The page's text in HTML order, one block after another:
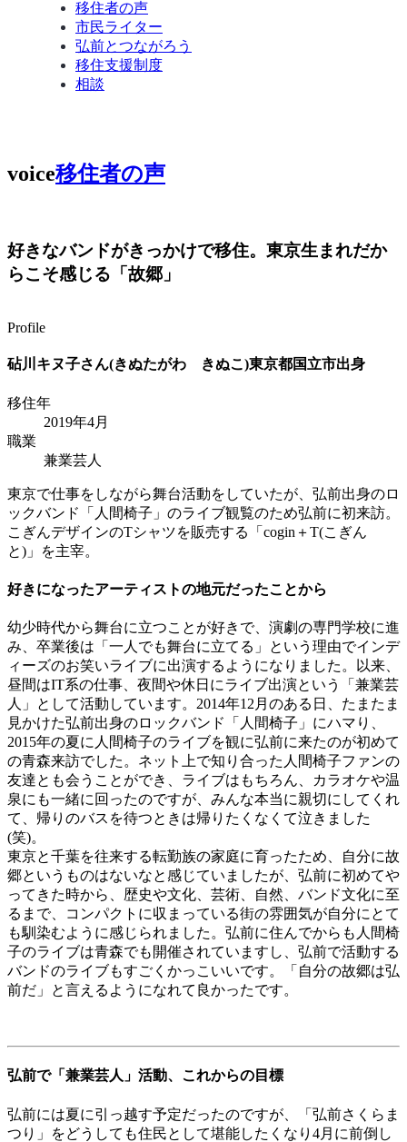
移住者の声
市民ライター
弘前とつながろう
移住支援制度
相談
voice移住者の声
好きなバンドがきっかけで移住。東京生まれだか
らこそ感じる「故郷」
Profile
砧川キヌ子さん(きぬたがわ きぬこ)東京都国立市出身
移住年
2019年4月
職業
兼業芸人
東京で仕事をしながら舞台活動をしていたが、弘前出身のロ
ックバンド「人間椅子」のライブ観覧のため弘前に初来訪。
こぎんデザインのTシャツを販売する「cogin＋T(こぎん
と)」を主宰。
好きになったアーティストの地元だったことから
幼少時代から舞台に立つことが好きで、演劇の専門学校に進
み、卒業後は「一人でも舞台に立てる」という理由でインデ
ィーズのお笑いライブに出演するようになりました。以来、
昼間はIT系の仕事、夜間や休日にライブ出演という「兼業芸
人」として活動しています。2014年12月のある日、たまたま
見かけた弘前出身のロックバンド「人間椅子」にハマり、
2015年の夏に人間椅子のライブを観に弘前に来たのが初めて
の青森来訪でした。ネット上で知り合った人間椅子ファンの
友達とも会うことができ、ライブはもちろん、カラオケや温
泉にも一緒に回ったのですが、みんな本当に親切にしてくれ
て、帰りのバスを待つときは帰りたくなくて泣きました
(笑)。
東京と千葉を往来する転勤族の家庭に育ったため、自分に故
郷というものはないなと感じていましたが、弘前に初めてや
ってきた時から、歴史や文化、芸術、自然、バンド文化に至
るまで、コンパクトに収まっている街の雰囲気が自分にとて
も馴染むように感じられました。弘前に住んでからも人間椅
子のライブは青森でも開催されていますし、弘前で活動する
バンドのライブもすごくかっこいいです。「自分の故郷は弘
前だ」と言えるようになれて良かったです。
弘前で「兼業芸人」活動、これからの目標
弘前には夏に引っ越す予定だったのですが、「弘前さくらま
つり」をどうしても住民として堪能したくなり4月に前倒し